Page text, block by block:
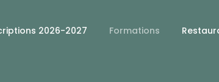
2026-2027 Formations